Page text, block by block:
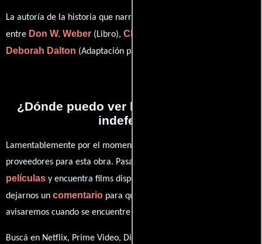
La autoría de la historia que narra esta obra está compartida
entre Don W. Weber (Libro), Charles Bosworth Jr.
Deborah Dalton (Adaptación para televisión).
¿Dónde puedo ver la películas Víctima
indefensa?
Lamentablemente por el momento no contamos con enlaces a
proveedores para esta obra. Pasa por nuestro catálogo de
películas y encuentra films disponibles. También puedes
dejarnos un comentario para que le demos prioridad y te
avisaremos cuando se encuentre disponible
Buscá en Netflix, Prime Video, Disney+